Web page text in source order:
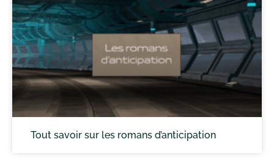
Tout savoir sur les romans d’anticipation